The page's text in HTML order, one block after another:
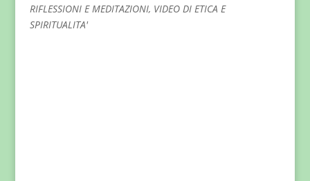
RIFLESSIONI E MEDITAZIONI, VIDEO DI ETICA E
SPIRITUALITA'